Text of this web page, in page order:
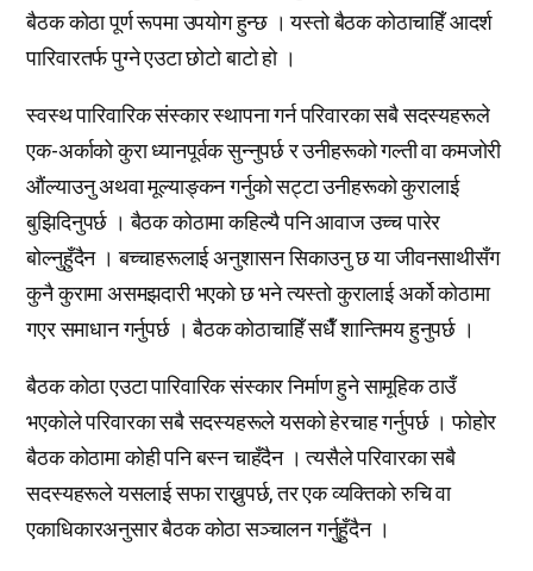
बैठक कोठा पूर्ण रूपमा उपयोग हुन्छ । यस्तो बैठक कोठाचाहिँ आदर्श
पारिवारतर्फ पुग्ने एउटा छोटो बाटो हो ।
स्वस्थ पारिवारिक संस्कार स्थापना गर्न परिवारका सबै सदस्यहरूले
एक-अर्काको कुरा ध्यानपूर्वक सुन्नुपर्छ र उनीहरूको गल्ती वा कमजोरी
औंल्याउनु अथवा मूल्याङ्कन गर्नुको सट्टा उनीहरूको कुरालाई
बुझिदिनुपर्छ । बैठक कोठामा कहिल्यै पनि आवाज उच्च पारेर
बोल्नुहुँदैन । बच्चाहरूलाई अनुशासन सिकाउनु छ या जीवनसाथीसँग
कुनै कुरामा असमझदारी भएको छ भने त्यस्तो कुरालाई अर्को कोठामा
गएर समाधान गर्नुपर्छ । बैठक कोठाचाहिँ सधैँ शान्तिमय हुनुपर्छ ।
बैठक कोठा एउटा पारिवारिक संस्कार निर्माण हुने सामूहिक ठाउँ
भएकोले परिवारका सबै सदस्यहरूले यसको हेरचाह गर्नुपर्छ । फोहोर
बैठक कोठामा कोही पनि बस्न चाहँदैन । त्यसैले परिवारका सबै
सदस्यहरूले यसलाई सफा राख्नुपर्छ, तर एक व्यक्तिको रुचि वा
एकाधिकारअनुसार बैठक कोठा सञ्चालन गर्नुहुँदैन ।